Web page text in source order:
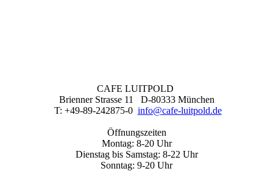
CAFE LUITPOLD
Brienner Strasse 11 D-80333 München
T: +49-89-242875-0 info@cafe-luitpold.de
Öffnungszeiten
Montag: 8-20 Uhr
Dienstag bis Samstag: 8-22 Uhr
Sonntag: 9-20 Uhr